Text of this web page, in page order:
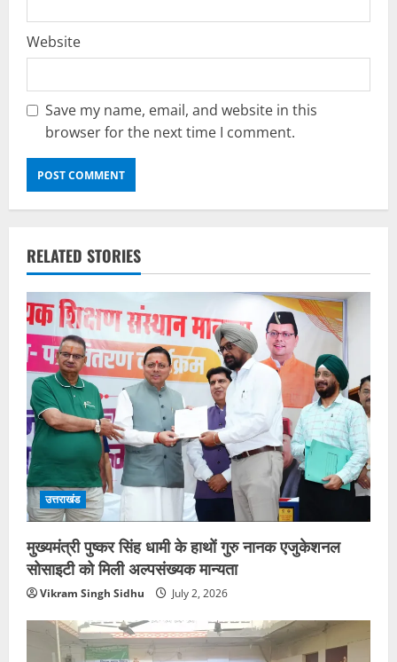
Website
Save my name, email, and website in this
browser for the next time I comment.
RELATED STORIES
उत्तराखंड
मुख्यमंत्री पुष्कर सिंह धामी के हाथों गुरु नानक एजुकेशनल
सोसाइटी को मिली अल्पसंख्यक मान्यता
Vikram Singh Sidhu July 2, 2026